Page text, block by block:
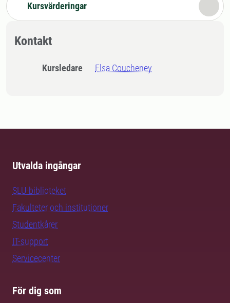
Kursvärderingar
Kontakt
Kursledare Elsa Coucheney
Utvalda ingångar
SLU-biblioteket
Fakulteter och institutioner
Studentkårer
IT-support
Servicecenter
För dig som